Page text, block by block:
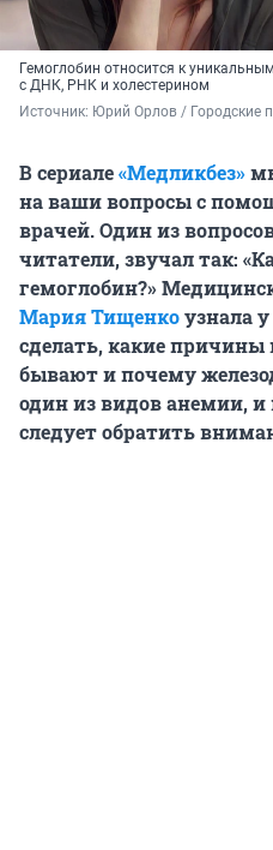
Гемоглобин относится к
с ДНК, РНК и холестерином
Источник: Юрий Орлов / Городские
В сериале«Медликбез»
на ваши вопросы с
врачей. Один из
читатели, звучал так:
гемоглобин?»
Мария Тищенкоузнала
сделать, какие причины
бывают и почему
один из видов анемии,
следует обратить